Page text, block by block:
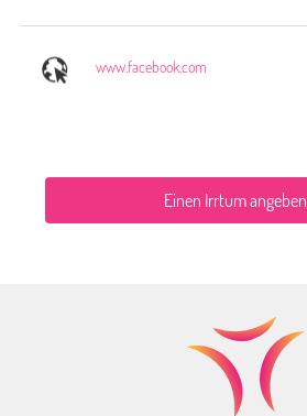
www.facebook.com
Einen Irrtum angeben